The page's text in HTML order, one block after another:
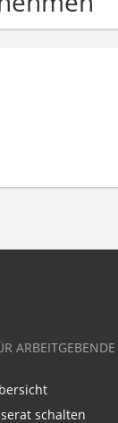
ARBEITGEBENDE
schalten